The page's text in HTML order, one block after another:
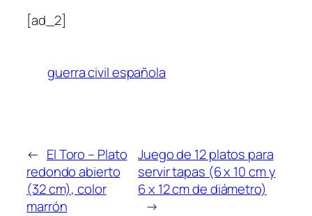
[ad_2]
guerra civil española
← El Toro – Plato
redondo abierto
(32 cm), color
marrón
Juego de 12 platos para
servir tapas (6 x 10 cm y
6 x 12 cm de diámetro)
→